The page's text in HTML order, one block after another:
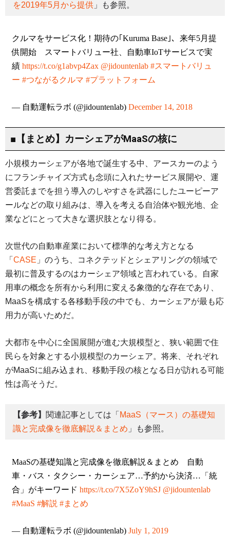
を2019年5月から提供 」も参照。
クルマをサービス化！期待の｢Kuruma Base｣、来年5月提
供開始 スマートバリュー社、自動車IoTサービスで実
績 https://t.co/g1abvp4Zax @jidountenlab #スマートバリュ
ー #つながるクルマ #プラットフォーム
— 自動運転ラボ (@jidountenlab) December 14, 2018
■【まとめ】カーシェアがMaaSの核に
小規模カーシェアが各地で誕生する中、アースカーのよう
にフランチャイズ方式も念頭に入れたサービス展開や、運
営委託までを担う導入のしやすさを武器にしたユーピーア
ールなどの取り組みは、導入を考える自治体や観光地、企
業などにとって大きな選択肢となり得る。
次世代の自動車産業において標準的な考え方となる
「 CASE 」のうち、コネクテッドとシェアリングの領域で
最初に普及するのはカーシェア領域と言われている。自家
用車の概念を所有から利用に変える象徴的な存在であり、
MaaSを構成する各移動手段の中でも、カーシェアが最も応
用力が高いためだ。
大都市を中心に全国展開が進む大規模型と、狭い範囲で住
民らを対象とする小規模型のカーシェア。将来、それぞれ
がMaaSに組み込まれ、移動手段の核となる日が訪れる可能
性は高そうだ。
【参考】 関連記事としては「 MaaS（マース）の基礎知
識と完成像を徹底解説＆まとめ 」も参照。
MaaSの基礎知識と完成像を徹底解説＆まとめ 自動
車・バス・タクシー・カーシェア…予約から決済…「統
合」がキーワード https://t.co/7X5ZoY9hSJ @jidountenlab
#MaaS #解説 #まとめ
— 自動運転ラボ (@jidountenlab) July 1, 2019